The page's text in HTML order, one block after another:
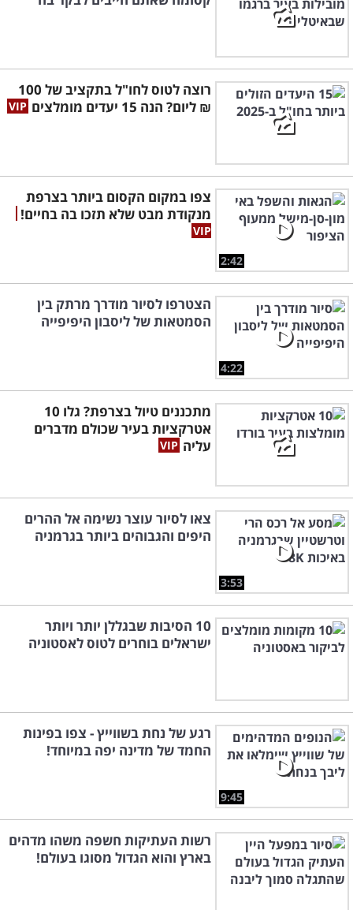
רוצה לטוס לחו"ל בתקציב של 100
₪ ליום? הנה 15 יעדים מומלצים
2:42
צפו במקום הקסום ביותר בצרפת
מנקודת מבט שלא תזכו בה בחיים!
4:22
הצטרפו לסיור מודרך מרתק בין
הסמטאות של ליסבון היפיפייה
מתכננים טיול בצרפת? גלו 10
אטרקציות בעיר שכולם מדברים
עליה
3:53
צאו לסיור עוצר נשימה אל ההרים
היפים והגבוהים ביותר בגרמניה
10 הסיבות שבגללן יותר ויותר
ישראלים בוחרים לטוס לאסטוניה
9:45
רגע של נחת בשווייץ - צפו בפינות
החמד של מדינה יפה במיוחד!
רשות העתיקות חשפה משהו מדהים
בארץ והוא הגדול מסוגו בעולם!